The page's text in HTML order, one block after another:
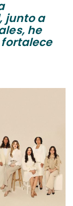
junto a
he